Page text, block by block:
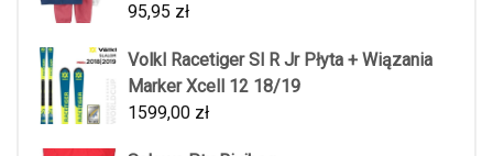
95,95 zł
Volkl Racetiger Sl R Jr Płyta + Wiązania
Marker Xcell 12 18/19
1599,00 zł